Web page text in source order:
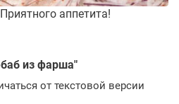
аппетита!
из фарша"
от текстовой версии